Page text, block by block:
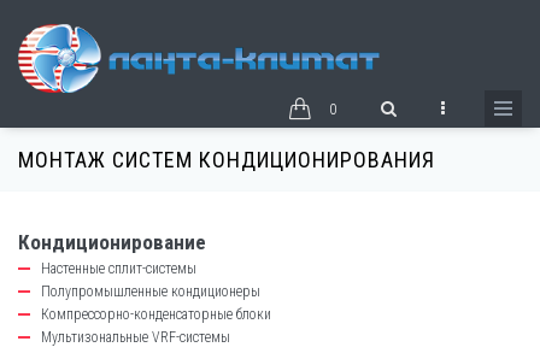
основному
0
МОНТАЖ СИСТЕМ КОНДИЦИОНИРОВАНИЯ
catalog-
left-
block
Кондиционирование
Настенные сплит-системы
Полупромышленные кондиционеры
Компрессорно-конденсаторные блоки
Мультизональные VRF-системы